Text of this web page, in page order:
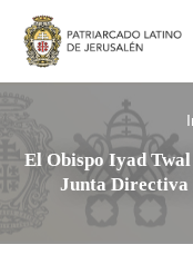
El Obispo Iyad
Junta Directiva